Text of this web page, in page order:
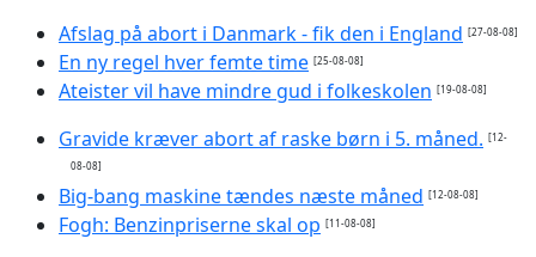
Afslag på abort i Danmark - fik den i England [27-08-08]
En ny regel hver femte time [25-08-08]
Ateister vil have mindre gud i folkeskolen [19-08-08]
Gravide kræver abort af raske børn i 5. måned. [12-
08-08]
Big-bang maskine tændes næste måned [12-08-08]
Fogh: Benzinpriserne skal op [11-08-08]